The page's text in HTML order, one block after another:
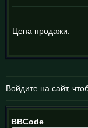
Цена продажи:
Войдите на сайт,
BBCode